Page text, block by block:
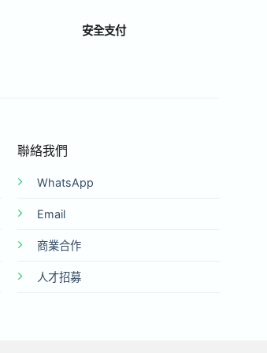
安全支付
聯絡我們
WhatsApp
Email
商業合作
人才招募